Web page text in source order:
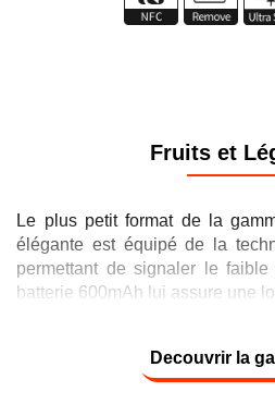
Fruits et
Le plus petit format de la
élégante est équipé de la
permettant de signaler le
batterie 600mAh lui assure une
Decouvrir la